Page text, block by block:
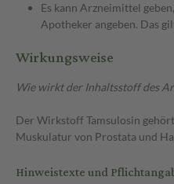
Es kann Arzneimittel
Apotheker angeben. Das
Wirkungsweise
Wie wirkt der Inhaltsstoff des
Der Wirkstoff Tamsulosin
Muskulatur von Prostata und
Hinweistexte und